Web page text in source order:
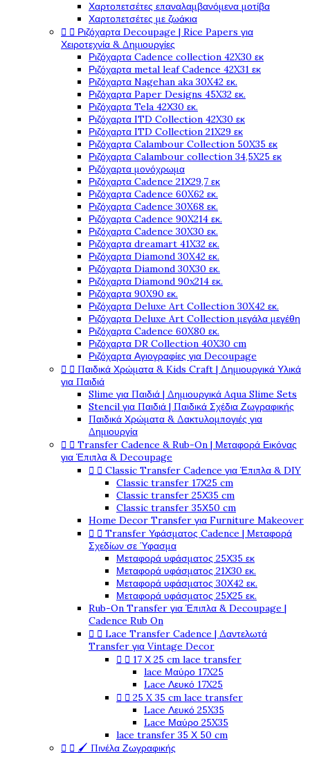
Χαρτοπετσέτες επαναλαμβανόμενα μοτίβα
Χαρτοπετσέτες με ζωάκια
  Ριζόχαρτα Decoupage | Rice Papers για
Χειροτεχνία & Δημιουργίες
Ριζόχαρτα Cadence collection 42X30 εκ
Ριζόχαρτα metal leaf Cadence 42X31 εκ
Ριζόχαρτα Nagehan aka 30X42 εκ.
Ριζόχαρτα Paper Designs 45X32 εκ.
Ριζόχαρτα Tela 42Χ30 εκ.
Ριζόχαρτα ITD Collection 42X30 εκ
Ριζόχαρτα ITD Collection 21X29 εκ
Ριζόχαρτα Calambour Collection 50X35 εκ
Ριζόχαρτα Calambour collection 34,5X25 εκ
Ριζόχαρτα μονόχρωμα
Ριζόχαρτα Cadence 21Χ29,7 εκ
Ριζόχαρτα Cadence 60X62 εκ.
Ριζόχαρτα Cadence 30X68 εκ.
Ριζόχαρτα Cadence 90X214 εκ.
Ριζόχαρτα Cadence 30X30 εκ.
Ριζόχαρτα dreamart 41X32 εκ.
Ριζόχαρτα Diamond 30X42 εκ.
Ριζόχαρτα Diamond 30X30 εκ.
Ριζόχαρτα Diamond 90x214 εκ.
Ριζόχαρτα 90X90 εκ.
Ριζόχαρτα Deluxe Art Collection 30X42 εκ.
Ριζόχαρτα Deluxe Art Collection μεγάλα μεγέθη
Ριζόχαρτα Cadence 60X80 εκ.
Ριζόχαρτα DR Collection 40X30 cm
Ριζόχαρτα Αγιογραφίες για Decoupage
  Παιδικά Χρώματα & Kids Craft | Δημιουργικά Υλικά
για Παιδιά
Slime για Παιδιά | Δημιουργικά Aqua Slime Sets
Stencil για Παιδιά | Παιδικά Σχέδια Ζωγραφικής
Παιδικά Χρώματα & Δακτυλομπογιές για
Δημιουργία
  Transfer Cadence & Rub-On | Μεταφορά Εικόνας
για Έπιπλα & Decoupage
  Classic Transfer Cadence για Έπιπλα & DIY
Classic transfer 17Χ25 cm
Classic transfer 25Χ35 cm
Classic transfer 35Χ50 cm
Home Decor Transfer για Furniture Makeover
  Transfer Υφάσματος Cadence | Μεταφορά
Σχεδίων σε Ύφασμα
Μεταφορά υφάσματος 25Χ35 εκ
Μεταφορά υφάσματος 21Χ30 εκ.
Μεταφορά υφάσματος 30Χ42 εκ.
Μεταφορά υφάσματος 25Χ25 εκ.
Rub-On Transfer για Έπιπλα & Decoupage |
Cadence Rub On
  Lace Transfer Cadence | Δαντελωτά
Transfer για Vintage Decor
  17 Χ 25 cm lace transfer
lace Μαύρο 17X25
Lace Λευκό 17X25
  25 X 35 cm lace transfer
Lace Λευκό 25X35
Lace Μαύρο 25X35
lace transfer 35 Χ 50 cm
  🖌️ Πινέλα Ζωγραφικής